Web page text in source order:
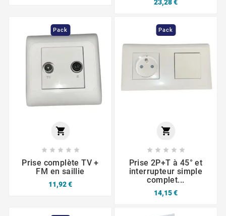
23,28 €
Pack

    
Prise complète TV +
FM en saillie
11,92 €
Pack

    
Prise 2P+T à 45° et
interrupteur simple
complet...
14,15 €